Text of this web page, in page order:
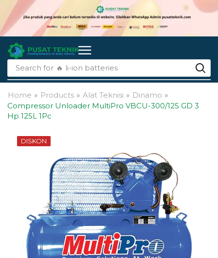
Search for 🔥 li-ion batteries
Home » Products » Alat Teknisi » Dinamo »
Compressor Unloader MultiPro VBCU-300/125 GD 3
Hp 125L 1Pc
DISKON